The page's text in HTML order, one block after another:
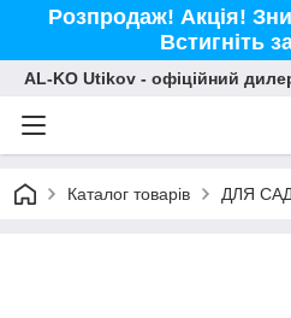
Розпродаж! Акція!
Встигніть
AL-KO Utikov - офіційний
Каталог товарів ДЛЯ